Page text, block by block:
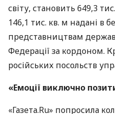
світу, становить 649,3
146,1 тис. кв. м надані в
представництвам
Федерації за кордоном.
російських посольств
«Емоції виключно
«Газета.Ru» попросила